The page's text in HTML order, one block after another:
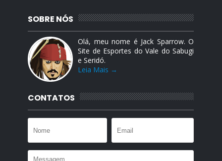
SOBRE NÓS
Olá, meu nome é Jack Sparrow. O
Site de Esportes do Vale do Sabugi
e Seridó.
Leia Mais →
CONTATOS